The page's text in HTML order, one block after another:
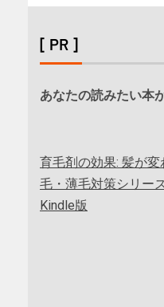
[ PR ]
あなたの読みたい本
育毛剤の効果: 髪が
毛・薄毛対策シリー
Kindle版